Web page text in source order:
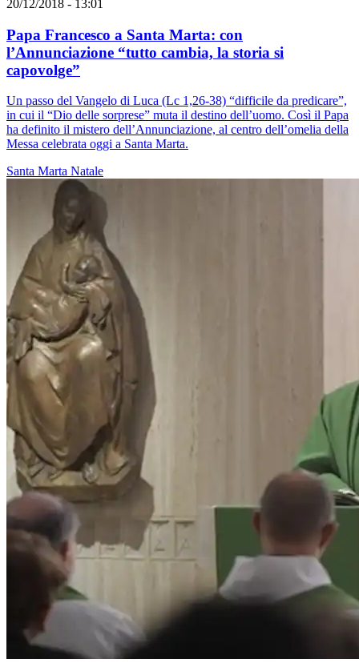
20/12/2018 - 13:01
Papa Francesco a Santa Marta: con
l’Annunciazione “tutto cambia, la storia si
capovolge”
Un passo del Vangelo di Luca (Lc 1,26-38) “difficile da predicare”,
in cui il “Dio delle sorprese” muta il destino dell’uomo. Così il Papa
ha definito il mistero dell’Annunciazione, al centro dell’omelia della
Messa celebrata oggi a Santa Marta.
Santa Marta Natale